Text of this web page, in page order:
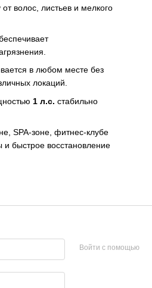
волос, листьев и мелкого
в любом месте без
локаций.
1 л.с. стабильно
SPA-зоне, фитнес-клубе
быстрое восстановление
Войти с помощью